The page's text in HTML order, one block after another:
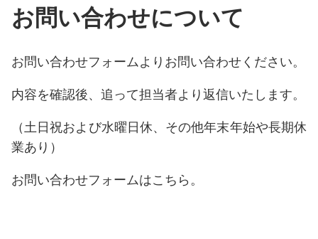
お問い合わせについて
お問い合わせフォームよりお問い合わせください。
内容を確認後、追って担当者より返信いたします。
（土日祝および水曜日休、その他年末年始や長期休
業あり）
お問い合わせフォームはこちら 。